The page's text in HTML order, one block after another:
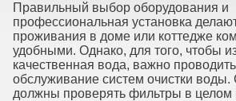
Правильный выбор оборудования и
профессиональная установка
проживания в доме или коттедже
удобными. Однако, для того, чтобы
качественная вода, важно
обслуживание систем очистки
должны проверять фильтры в целом